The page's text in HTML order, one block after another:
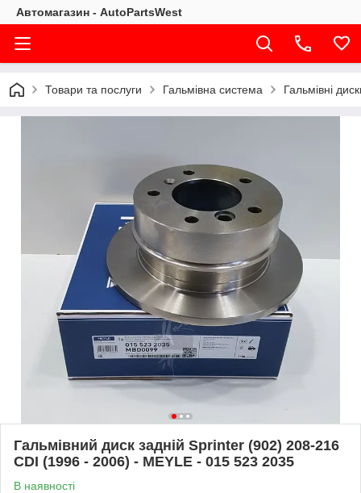
Автомагазин - AutoPartsWest
Товари та послуги Гальмівна система Гальмівні
Гальмівний диск задній Sprinter (902) 208-216
CDI (1996 - 2006) - MEYLE - 015 523 2035
В наявності